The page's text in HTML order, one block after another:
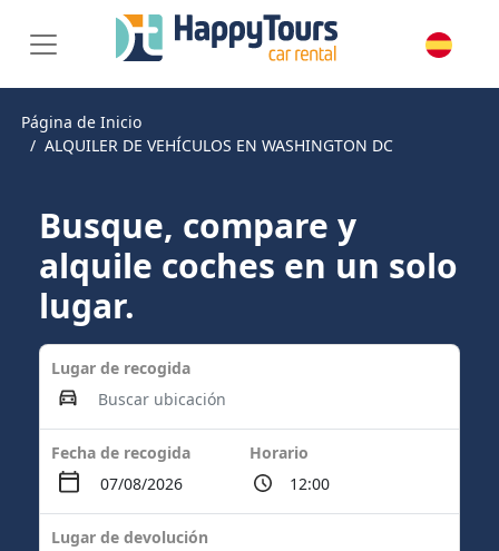
Página de Inicio
ALQUILER DE VEHÍCULOS EN WASHINGTON DC
Busque, compare y
alquile coches en un solo
lugar.
Lugar de recogida
Fecha de recogida Horario
Lugar de devolución